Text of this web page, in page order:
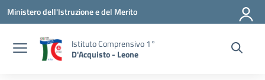
Vai ai contenuti
Vai al menu di navigazione
Vai al footer
Ministero dell'Istruzione e del Merito
Istituto Comprensivo 1°
D'Acquisto - Leone